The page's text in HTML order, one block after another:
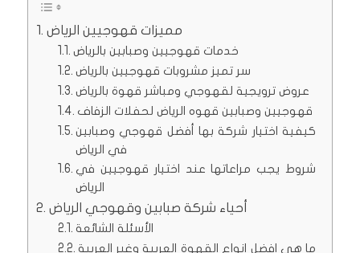
مميزات قهوجيين الرياض
خدمات قهوجيين وصبابين بالرياض
سر تميز مشروبات قهوجيين بالرياض
عروض ترويجية لقهوجي ومباشر قهوة بالرياض
قهوجيين وصبابين قهوه الرياض لحفلات الزفاف
كيفية اختيار شركة بها أفضل قهوجي وصبابين
في الرياض
شروط يجب مراعاتها عند اختيار قهوجيين في
الرياض
أحياء شركة صبابين وقهوجي الرياض
الأسئلة الشائعة
ما هي افضل انواع القهوة العربية وغير العربية